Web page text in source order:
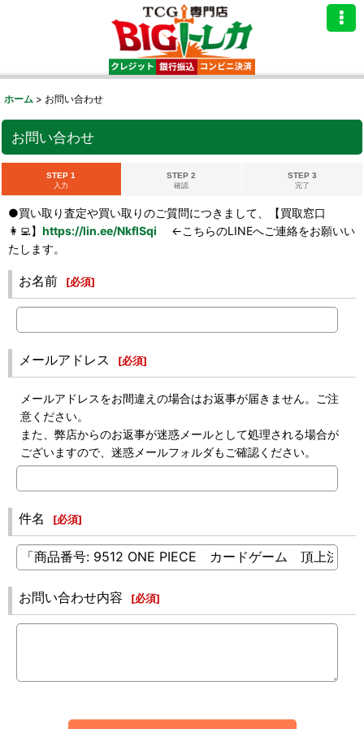
ホーム > お問い合わせ
お問い合わせ
STEP 1
入力
STEP 2
確認
STEP 3
完了
●買い取り査定や買い取りのご質問につきまして、【買取窓口
👩‍💻】 https://lin.ee/NkflSqi ←こちらのLINEへご連絡をお願いい
たします。
お名前 [必須]
メールアドレス [必須]
メールアドレスをお間違えの場合はお返事が届きません。ご注
意ください。
また、弊店からのお返事が迷惑メールとして処理される場合が
ございますので、迷惑メールフォルダもご確認ください。
件名 [必須]
お問い合わせ内容 [必須]